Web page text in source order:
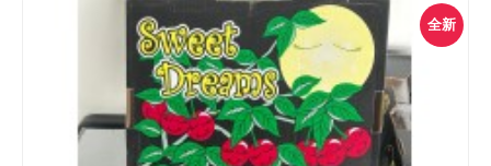
全新